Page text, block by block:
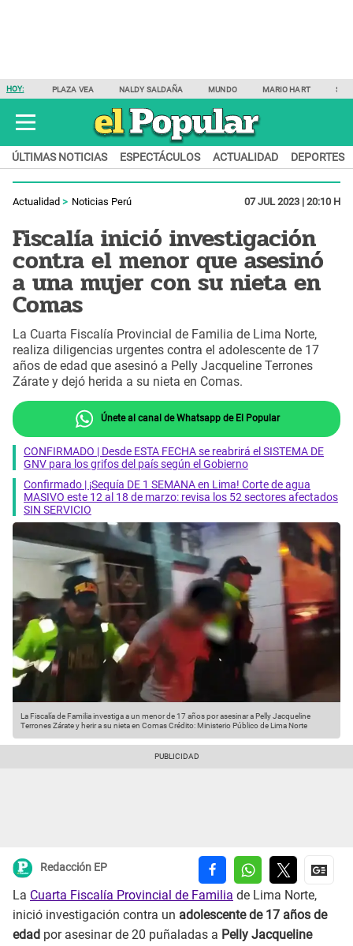
HOY: PLAZA VEA NALDY SALDAÑA MUNDO MARIO HART
ÚLTIMAS NOTICIAS ESPECTÁCULOS ACTUALIDAD DEPORTES
Actualidad Noticias Perú 07 JUL 2023 | 20:10 H
Fiscalía inició investigación
contra el menor que asesinó
a una mujer con su nieta en
Comas
La Cuarta Fiscalía Provincial de Familia de Lima Norte,
realiza diligencias urgentes contra el adolescente de 17
años de edad que asesinó a Pelly Jacqueline Terrones
Zárate y dejó herida a su nieta en Comas.
Únete al canal de Whatsapp de El Popular
CONFIRMADO | Desde ESTA FECHA se reabrirá el SISTEMA DE
GNV para los grifos del país según el Gobierno
Confirmado | ¡Sequía DE 1 SEMANA en Lima! Corte de agua
MASIVO este 12 al 18 de marzo: revisa los 52 sectores afectados
SIN SERVICIO
La Fiscalía de Familia investiga a un menor de 17 años por asesinar a Pelly Jacqueline
Terrones Zárate y herir a su nieta en ComasCrédito: Ministerio Público de Lima Norte
Redacción EP
La Cuarta Fiscalía Provincial de Familia de Lima Norte,
inició investigación contra un adolescente de 17 años de
edad por asesinar de 20 puñaladas a Pelly Jacqueline